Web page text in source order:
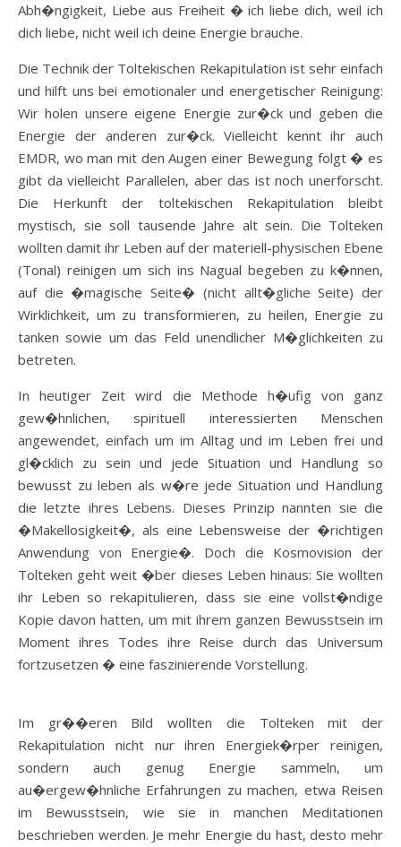
Abh�ngigkeit, Liebe aus Freiheit � ich liebe dich, weil ich
dich liebe, nicht weil ich deine Energie brauche.
Die Technik der Toltekischen Rekapitulation ist sehr einfach
und hilft uns bei emotionaler und energetischer Reinigung:
Wir holen unsere eigene Energie zur�ck und geben die
Energie der anderen zur�ck. Vielleicht kennt ihr auch
EMDR, wo man mit den Augen einer Bewegung folgt � es
gibt da vielleicht Parallelen, aber das ist noch unerforscht.
Die Herkunft der toltekischen Rekapitulation bleibt
mystisch, sie soll tausende Jahre alt sein. Die Tolteken
wollten damit ihr Leben auf der materiell-physischen Ebene
(Tonal) reinigen um sich ins Nagual begeben zu k�nnen,
auf die �magische Seite� (nicht allt�gliche Seite) der
Wirklichkeit, um zu transformieren, zu heilen, Energie zu
tanken sowie um das Feld unendlicher M�glichkeiten zu
betreten.
In heutiger Zeit wird die Methode h�ufig von ganz
gew�hnlichen, spirituell interessierten Menschen
angewendet, einfach um im Alltag und im Leben frei und
gl�cklich zu sein und jede Situation und Handlung so
bewusst zu leben als w�re jede Situation und Handlung
die letzte ihres Lebens. Dieses Prinzip nannten sie die
�Makellosigkeit�, als eine Lebensweise der �richtigen
Anwendung von Energie�. Doch die Kosmovision der
Tolteken geht weit �ber dieses Leben hinaus: Sie wollten
ihr Leben so rekapitulieren, dass sie eine vollst�ndige
Kopie davon hatten, um mit ihrem ganzen Bewusstsein im
Moment ihres Todes ihre Reise durch das Universum
fortzusetzen � eine faszinierende Vorstellung.
Im gr��eren Bild wollten die Tolteken mit der
Rekapitulation nicht nur ihren Energiek�rper reinigen,
sondern auch genug Energie sammeln, um
au�ergew�hnliche Erfahrungen zu machen, etwa Reisen
im Bewusstsein, wie sie in manchen Meditationen
beschrieben werden. Je mehr Energie du hast, desto mehr